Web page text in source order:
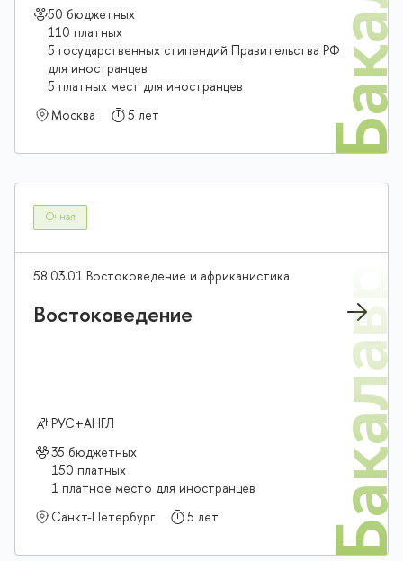
50 бюджетных
110 платных
5 государственных стипендий Правительства РФ
для иностранцев
5 платных мест для иностранцев
Москва
5 лет
Очная
58.03.01 Востоковедение и африканистика
Востоковедение
РУС+АНГЛ
35 бюджетных
150 платных
1 платное место для иностранцев
Санкт-Петербург
5 лет